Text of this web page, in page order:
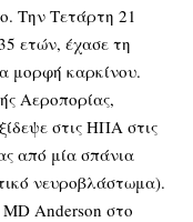
Την Τετάρτη 21
ετών, έχασε τη
μορφή καρκίνου.
Αεροπορίας,
στις ΗΠΑ στις
από μία σπάνια
νευροβλάστωμα).
Anderson στο